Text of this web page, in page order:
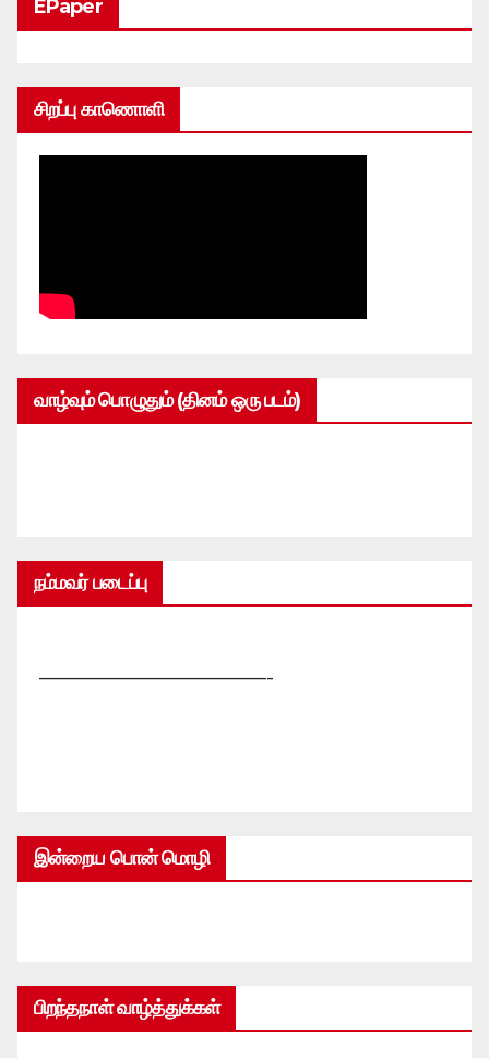
EPaper
சிறப்பு காணொளி
வாழ்வும் பொழுதும் (தினம் ஒரு படம்)
நம்மவர் படைப்பு
—————————————-
இன்றைய பொன் மொழி
பிறந்தநாள் வாழ்த்துக்கள்